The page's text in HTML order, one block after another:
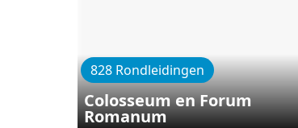
828 Rondleidingen
Colosseum en Forum
Romanum